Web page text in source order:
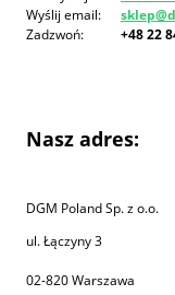
Wyślij email:
Zadzwoń:
+48 22
Nasz adres:
DGM Poland Sp. z o.o.
ul. Łączyny 3
02-820 Warszawa